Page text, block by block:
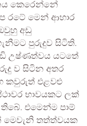
කෙරෙන්නේ
රටේ මෙන් ආහාර
අඩු
පුරුදුව සිටිති.
උෂ්ණත්වය යටතේ
ව සිටින අතර
කවුරුත් එළවළු
භාවයකට ලක්
එමෙන්ම පාම්
මෙවැනි තත්ත්වයක